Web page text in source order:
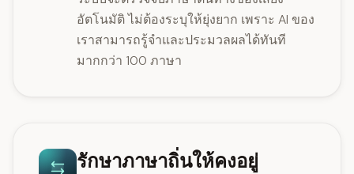
อัตโนมัติ ไม่ต้องระบุให้ยุ่งยาก เพราะ AI ของ
เราสามารถรู้จำและประมวลผลได้ทันที
มากกว่า 100 ภาษา
รักษาภาษาถิ่นให้คงอยู่